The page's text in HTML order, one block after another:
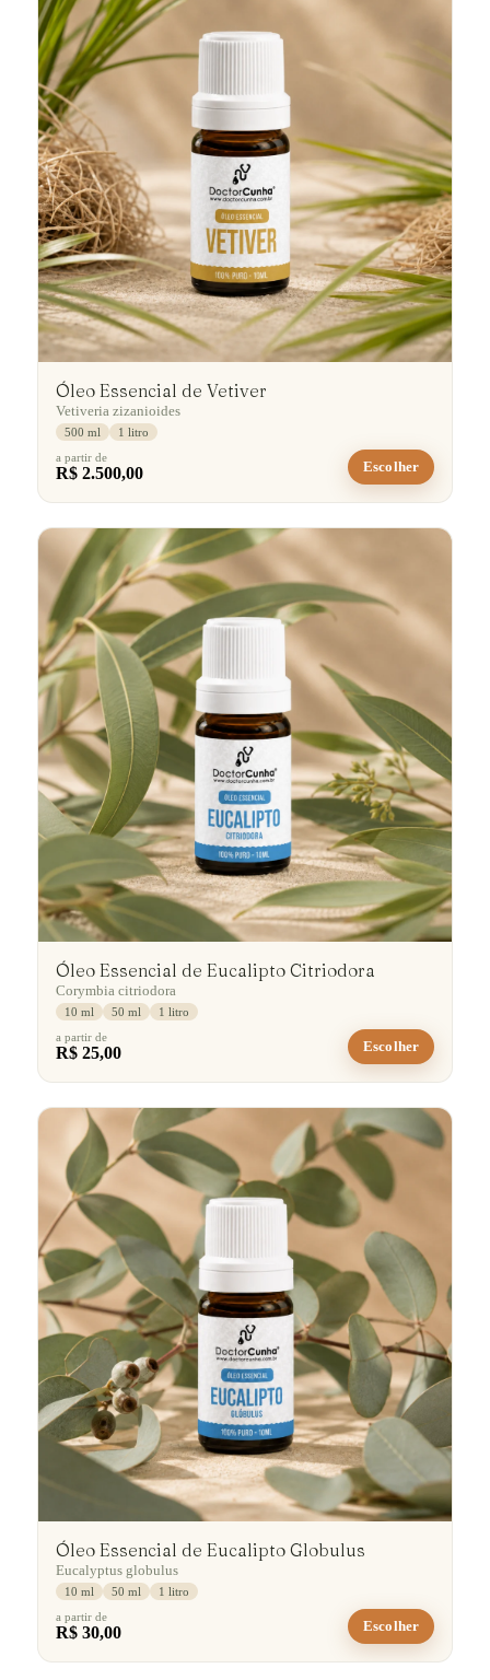
Óleo Essencial de Vetiver
Vetiveria zizanioides
500 ml
1 litro
a partir de
R$ 2.500,00 Escolher
Óleo Essencial de Eucalipto Citriodora
Corymbia citriodora
10 ml 50 ml
1 litro
a partir de
R$ 25,00 Escolher
Óleo Essencial de Eucalipto Globulus
Eucalyptus globulus
10 ml 50 ml
1 litro
a partir de
R$ 30,00 Escolher